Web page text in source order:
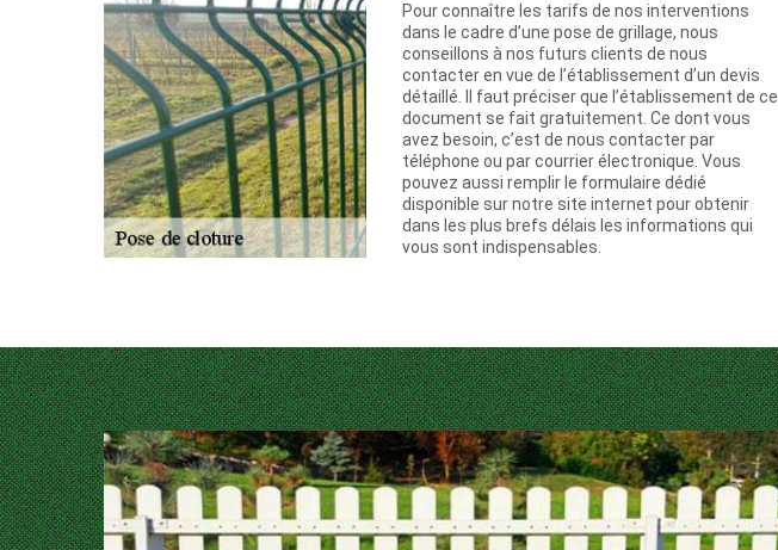
Pour connaître les tarifs de nos interventions
dans le cadre d’une pose de grillage, nous
conseillons à nos futurs clients de nous
contacter en vue de l’établissement d’un devis
détaillé. Il faut préciser que l’établissement de ce
document se fait gratuitement. Ce dont vous
avez besoin, c’est de nous contacter par
téléphone ou par courrier électronique. Vous
pouvez aussi remplir le formulaire dédié
disponible sur notre site internet pour obtenir
dans les plus brefs délais les informations qui
vous sont indispensables.